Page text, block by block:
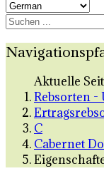
Aktuelle
Rebsorten -
C
Cabernet